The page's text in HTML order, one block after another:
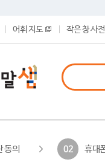
어휘 지도 작은 창 사전
동의 02 휴대